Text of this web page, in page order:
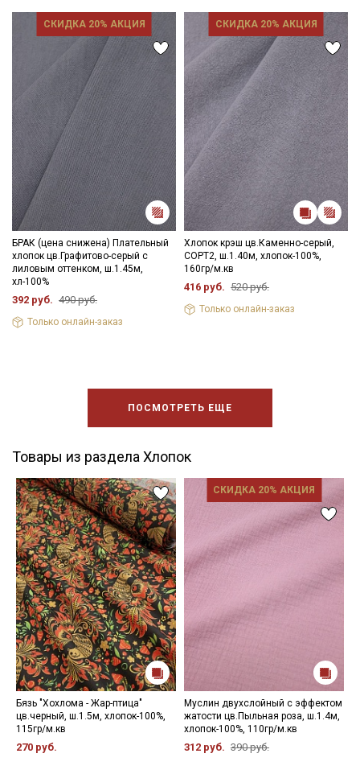
СКИДКА 20% АКЦИЯ
БРАК (цена снижена) Плательный
хлопок цв.Графитово-серый с
лиловым оттенком, ш.1.45м,
хл-100%
392 руб. 490 руб.
Только онлайн-заказ
СКИДКА 20% АКЦИЯ
Хлопок крэш цв.Каменно-серый,
СОРТ2, ш.1.40м, хлопок-100%,
160гр/м.кв
416 руб. 520 руб.
Только онлайн-заказ
ПОСМОТРЕТЬ ЕЩЕ
Товары из раздела Хлопок
Бязь "Хохлома - Жар-птица"
цв.черный, ш.1.5м, хлопок-100%,
115гр/м.кв
270 руб.
СКИДКА 20% АКЦИЯ
Муслин двухслойный с эффектом
жатости цв.Пыльная роза, ш.1.4м,
хлопок-100%, 110гр/м.кв
312 руб. 390 руб.